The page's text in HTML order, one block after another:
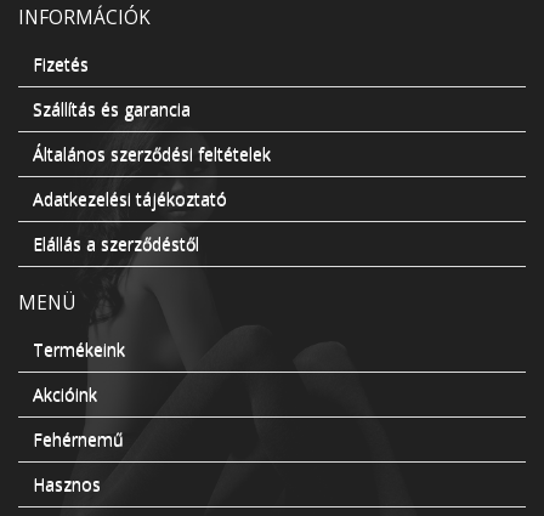
INFORMÁCIÓK
Fizetés
Szállítás és garancia
Általános szerződési feltételek
Adatkezelési tájékoztató
Elállás a szerződéstől
MENÜ
Termékeink
Akcióink
Fehérnemű
Hasznos